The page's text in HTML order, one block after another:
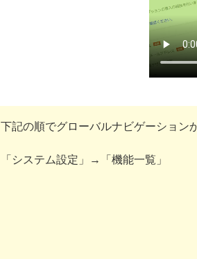
下記の順でグローバルナビゲーション
「システム設定」→「機能一覧」